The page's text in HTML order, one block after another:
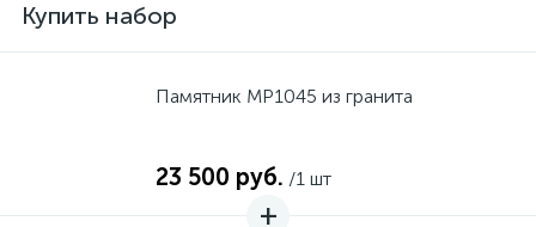
Купить набор
Памятник MP1045 из гранита
23 500 руб. /1 шт